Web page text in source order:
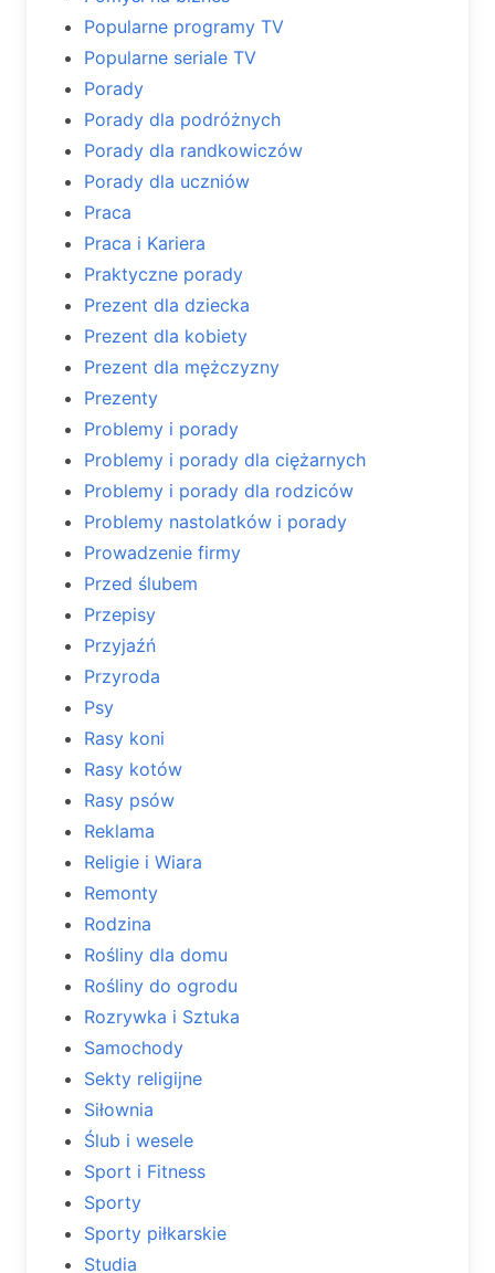
Popularne programy TV
Popularne seriale TV
Porady
Porady dla podróżnych
Porady dla randkowiczów
Porady dla uczniów
Praca
Praca i Kariera
Praktyczne porady
Prezent dla dziecka
Prezent dla kobiety
Prezent dla mężczyzny
Prezenty
Problemy i porady
Problemy i porady dla ciężarnych
Problemy i porady dla rodziców
Problemy nastolatków i porady
Prowadzenie firmy
Przed ślubem
Przepisy
Przyjaźń
Przyroda
Psy
Rasy koni
Rasy kotów
Rasy psów
Reklama
Religie i Wiara
Remonty
Rodzina
Rośliny dla domu
Rośliny do ogrodu
Rozrywka i Sztuka
Samochody
Sekty religijne
Siłownia
Ślub i wesele
Sport i Fitness
Sporty
Sporty piłkarskie
Studia